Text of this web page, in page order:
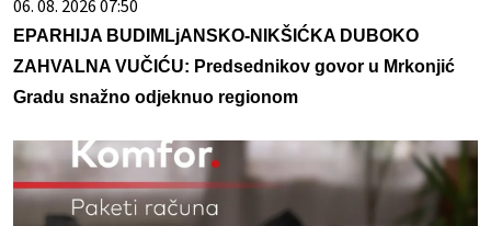
06. 08. 2026 07:50
EPARHIJA BUDIMLjANSKO-NIKŠIĆKA DUBOKO
ZAHVALNA VUČIĆU: Predsednikov govor u Mrkonjić
Gradu snažno odjeknuo regionom